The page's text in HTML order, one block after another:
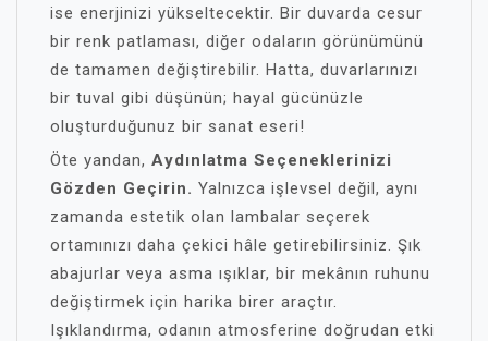
ise enerjinizi yükseltecektir. Bir duvarda cesur
bir renk patlaması, diğer odaların görünümünü
de tamamen değiştirebilir. Hatta, duvarlarınızı
bir tuval gibi düşünün; hayal gücünüzle
oluşturduğunuz bir sanat eseri!
Öte yandan, Aydınlatma Seçeneklerinizi
Gözden Geçirin. Yalnızca işlevsel değil, aynı
zamanda estetik olan lambalar seçerek
ortamınızı daha çekici hâle getirebilirsiniz. Şık
abajurlar veya asma ışıklar, bir mekânın ruhunu
değiştirmek için harika birer araçtır.
Işıklandırma, odanın atmosferine doğrudan etki